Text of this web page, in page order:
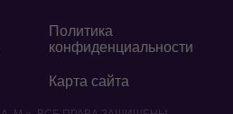
Политика
конфиденциальности
Карта сайта